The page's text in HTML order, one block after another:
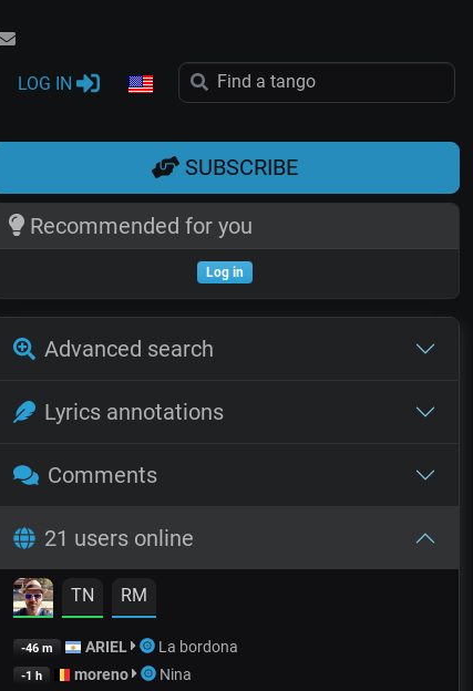
LOG IN
SUBSCRIBE
Recommended for you
Log in
Advanced search
Lyrics annotations
Comments
21 users online
TN RM
-46 m ARIEL La bordona
-1 h moreno Nina